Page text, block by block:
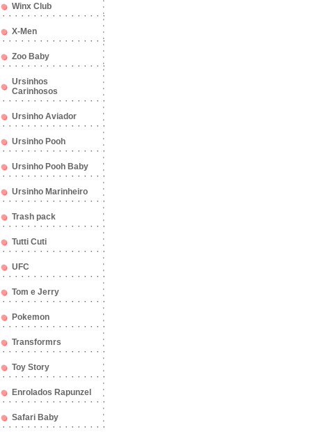
Winx Club
X-Men
Zoo Baby
Ursinhos
Carinhosos
Ursinho Aviador
Ursinho Pooh
Ursinho Pooh Baby
Ursinho Marinheiro
Trash pack
Tutti Cuti
UFC
Tom e Jerry
Pokemon
Transformrs
Toy Story
Enrolados Rapunzel
Safari Baby